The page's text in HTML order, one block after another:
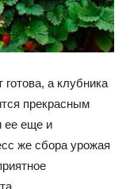
готова, а клубника
прекрасным
ее еще и
же сбора урожая